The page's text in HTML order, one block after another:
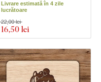
Livrare estimată în 4 zile
lucrătoare
16,50 lei
22,00 lei